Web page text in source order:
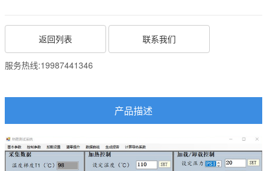
返回列表 联系我们
服务热线:19987441346
产品描述